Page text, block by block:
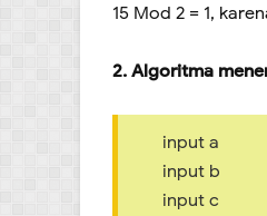
15 Mod 2 = 1,
2. Algoritma
input a
input b
input c